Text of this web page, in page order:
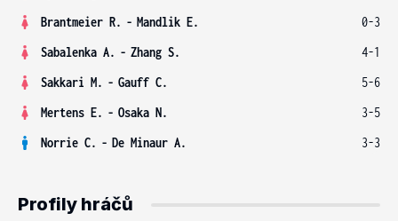
Brantmeier R. - Mandlik E.
0-3
Sabalenka A. - Zhang S.
4-1
Sakkari M. - Gauff C.
5-6
Mertens E. - Osaka N.
3-5
Norrie C. - De Minaur A. 3-3
Profily hráčů